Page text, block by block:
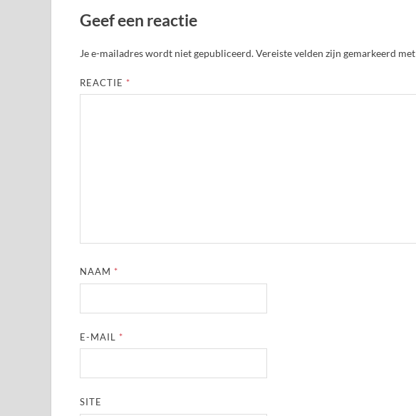
Geef een reactie
Je e-mailadres wordt niet gepubliceerd.Vereiste velden zijn gemarkeerd met
REACTIE *
NAAM *
E-MAIL *
SITE